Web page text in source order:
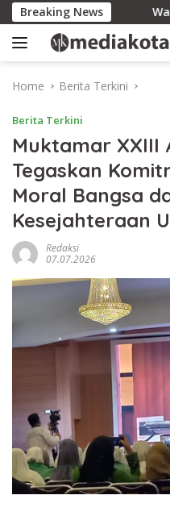
Skip
to
content
Breaking NewsWako Edi:
Home Berita Terkini
Berita Terkini
Muktamar XXIII
Tegaskan
Moral Bangsa
Kesejahteraan
Redaksi
07.07.2026